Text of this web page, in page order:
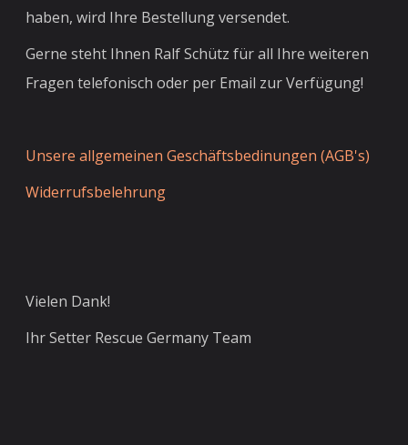
haben, wird Ihre Bestellung versendet.
Gerne steht Ihnen Ralf Schütz für all Ihre weiteren
Fragen telefonisch oder per Email zur Verfügung!
Unsere allgemeinen Geschäftsbedinungen (AGB's)
Widerrufsbelehrung
Vielen Dank!
Ihr Setter Rescue Germany Team